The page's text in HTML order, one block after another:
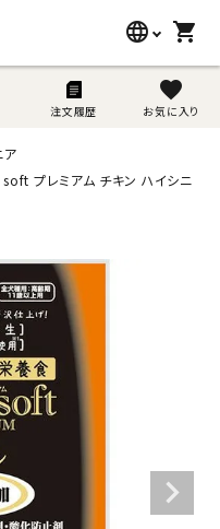
language shopping_cart
注文履歴
favorite
お気に入り
search
ア
プレミアム チキン ハイシニ